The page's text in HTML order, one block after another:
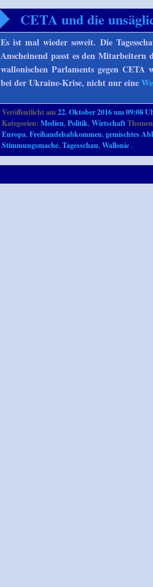
CETA und die
Es ist mal wieder soweit. Die
Anscheinend passt es den
wallonischen Parlaments gegen CETA
bei der Ukraine-Krise, nicht nur eine
Veröffentlicht am22. Oktober 2016 um 09:08
Kategorien:Medien,Politik,Wirtschaft
Europa,Freihandelsabkommen,gemischtes
Stimmungsmache,Tagesschau,Wallonie.